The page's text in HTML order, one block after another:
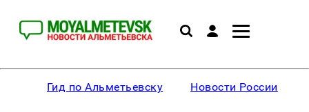
Гид по Альметьевску Новости России